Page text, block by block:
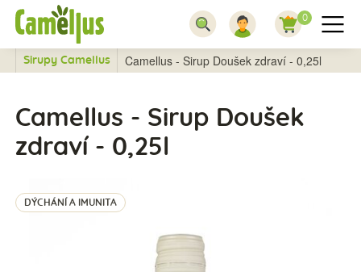
0
Sirupy Camellus Camellus - Sirup Doušek zdraví - 0,25l
Camellus - Sirup Doušek
zdraví - 0,25l
DÝCHÁNÍ A IMUNITA